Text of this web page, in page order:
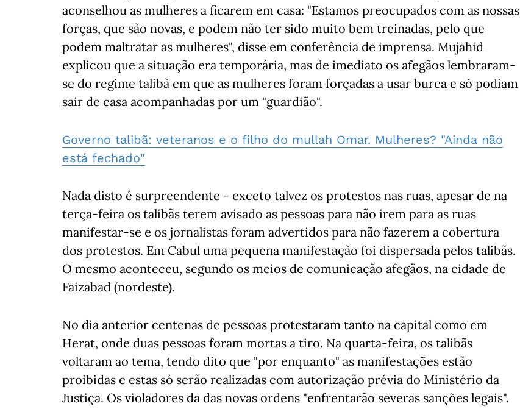
aconselhou as mulheres a ficarem em casa: "Estamos preocupados com as nossas
forças, que são novas, e podem não ter sido muito bem treinadas, pelo que
podem maltratar as mulheres", disse em conferência de imprensa. Mujahid
explicou que a situação era temporária, mas de imediato os afegãos lembraram-
se do regime talibã em que as mulheres foram forçadas a usar burca e só podiam
sair de casa acompanhadas por um "guardião".
Governo talibã: veteranos e o filho do mullah Omar. Mulheres? "Ainda não
está fechado"
Nada disto é surpreendente - exceto talvez os protestos nas ruas, apesar de na
terça-feira os talibãs terem avisado as pessoas para não irem para as ruas
manifestar-se e os jornalistas foram advertidos para não fazerem a cobertura
dos protestos. Em Cabul uma pequena manifestação foi dispersada pelos talibãs.
O mesmo aconteceu, segundo os meios de comunicação afegãos, na cidade de
Faizabad (nordeste).
No dia anterior centenas de pessoas protestaram tanto na capital como em
Herat, onde duas pessoas foram mortas a tiro. Na quarta-feira, os talibãs
voltaram ao tema, tendo dito que "por enquanto" as manifestações estão
proibidas e estas só serão realizadas com autorização prévia do Ministério da
Justiça. Os violadores da das novas ordens "enfrentarão severas sanções legais".